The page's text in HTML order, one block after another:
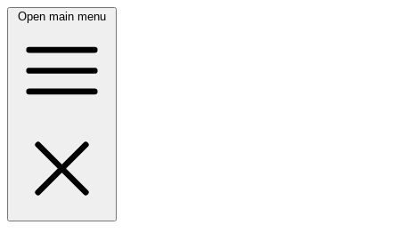
Open main menu